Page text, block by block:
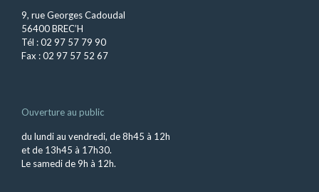
9, rue Georges Cadoudal
56400 BREC’H
Tél : 02 97 57 79 90
Fax : 02 97 57 52 67
Ouverture au public
du lundi au vendredi, de 8h45 à 12h
et de 13h45 à 17h30.
Le samedi de 9h à 12h.